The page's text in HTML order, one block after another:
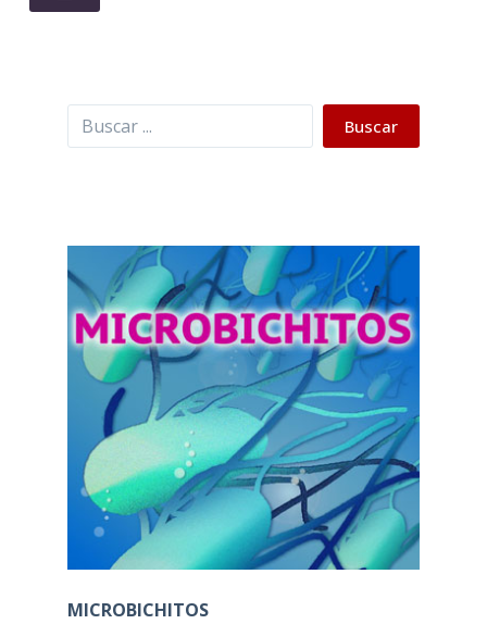
Buscar Buscar
MICROBICHITOS